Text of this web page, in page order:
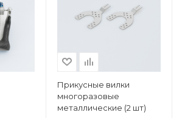
Прикусные вилки
многоразовые
металлические (2 шт)